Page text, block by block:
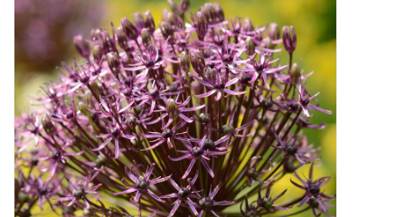
Herfstbloeiers
Schaduwplanten
Aanbiedingen
Bodemverbetering